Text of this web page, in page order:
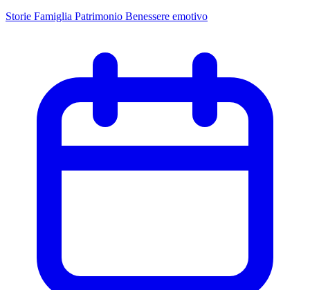
Storie Famiglia Patrimonio Benessere emotivo